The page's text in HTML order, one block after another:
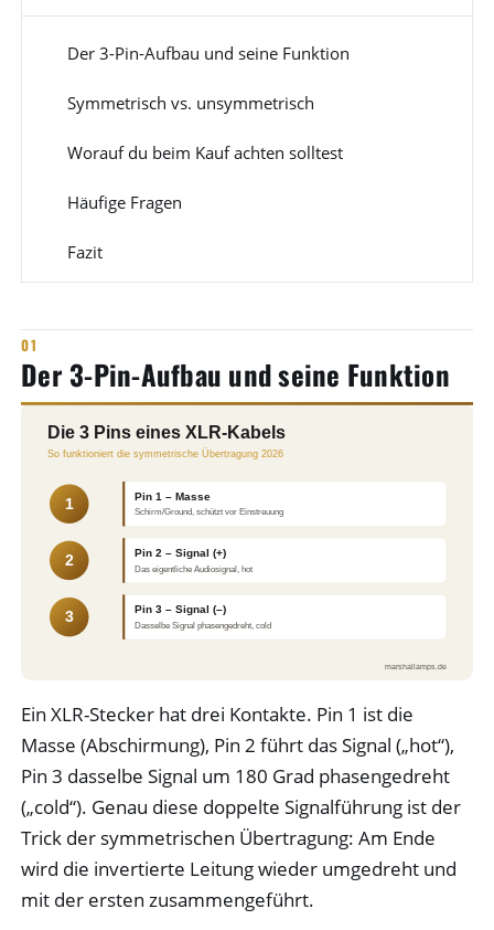
Der 3-Pin-Aufbau und seine Funktion
Symmetrisch vs. unsymmetrisch
Worauf du beim Kauf achten solltest
Häufige Fragen
Fazit
Der 3-Pin-Aufbau und seine Funktion
Die 3 Pins eines XLR-Kabels
So funktioniert die symmetrische Übertragung 2026
1 Pin 1 – Masse
Schirm/Ground, schützt vor Einstreuung
2 Pin 2 – Signal (+)
Das eigentliche Audiosignal, hot
3 Pin 3 – Signal (–)
Dasselbe Signal phasengedreht, cold
marshallamps.de
Ein XLR-Stecker hat drei Kontakte. Pin 1 ist die
Masse (Abschirmung), Pin 2 führt das Signal („hot“),
Pin 3 dasselbe Signal um 180 Grad phasengedreht
(„cold“). Genau diese doppelte Signalführung ist der
Trick der symmetrischen Übertragung: Am Ende
wird die invertierte Leitung wieder umgedreht und
mit der ersten zusammengeführt.